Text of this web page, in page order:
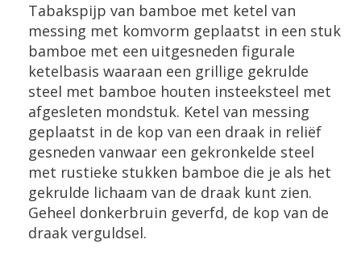
Tabakspijp van bamboe met ketel van
messing met komvorm geplaatst in een stuk
bamboe met een uitgesneden figurale
ketelbasis waaraan een grillige gekrulde
steel met bamboe houten insteeksteel met
afgesleten mondstuk. Ketel van messing
geplaatst in de kop van een draak in reliëf
gesneden vanwaar een gekronkelde steel
met rustieke stukken bamboe die je als het
gekrulde lichaam van de draak kunt zien.
Geheel donkerbruin geverfd, de kop van de
draak verguldsel.